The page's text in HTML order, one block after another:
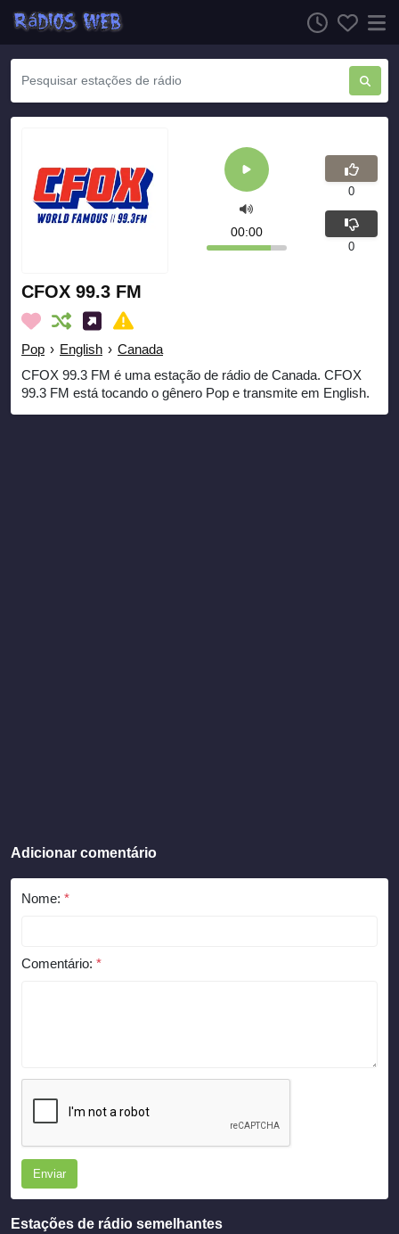
CFOX 99.3 FM
Pop › English › Canada
CFOX 99.3 FM é uma estação de rádio de Canada. CFOX
99.3 FM está tocando o gênero Pop e transmite em English.
00:00
0
0
Adicionar comentário
Nome: *
Comentário: *
Enviar
Estações de rádio semelhantes